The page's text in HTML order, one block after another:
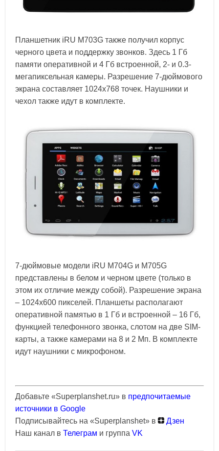
Планшетник iRU M703G также получил корпус
черного цвета и поддержку звонков. Здесь 1 Гб
памяти оперативной и 4 Гб встроенной, 2- и 0.3-
мегапиксельная камеры. Разрешение 7-дюймового
экрана составляет 1024х768 точек. Наушники и
чехол также идут в комплекте.
7-дюймовые модели iRU M704G и M705G
представлены в белом и черном цвете (только в
этом их отличие между собой). Разрешение экрана
– 1024х600 пикселей. Планшеты располагают
оперативной памятью в 1 Гб и встроенной – 16 Гб,
функцией телефонного звонка, слотом на две SIM-
карты, а также камерами на 8 и 2 Мп. В комплекте
идут наушники с микрофоном.
Добавьте «Superplanshet.ru» в предпочитаемые
источники в Google
Подписывайтесь на «Superplanshet» в
Дзен
Наш канал в Телеграм и группа VK